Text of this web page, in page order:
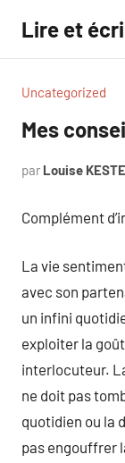
contenu
Lire et
Uncategorized
Mes
par Louise
Complément
La vie
avec son
un infini
exploiter la
interlocuteur.
ne doit pas
quotidien ou la
pas engouffrer